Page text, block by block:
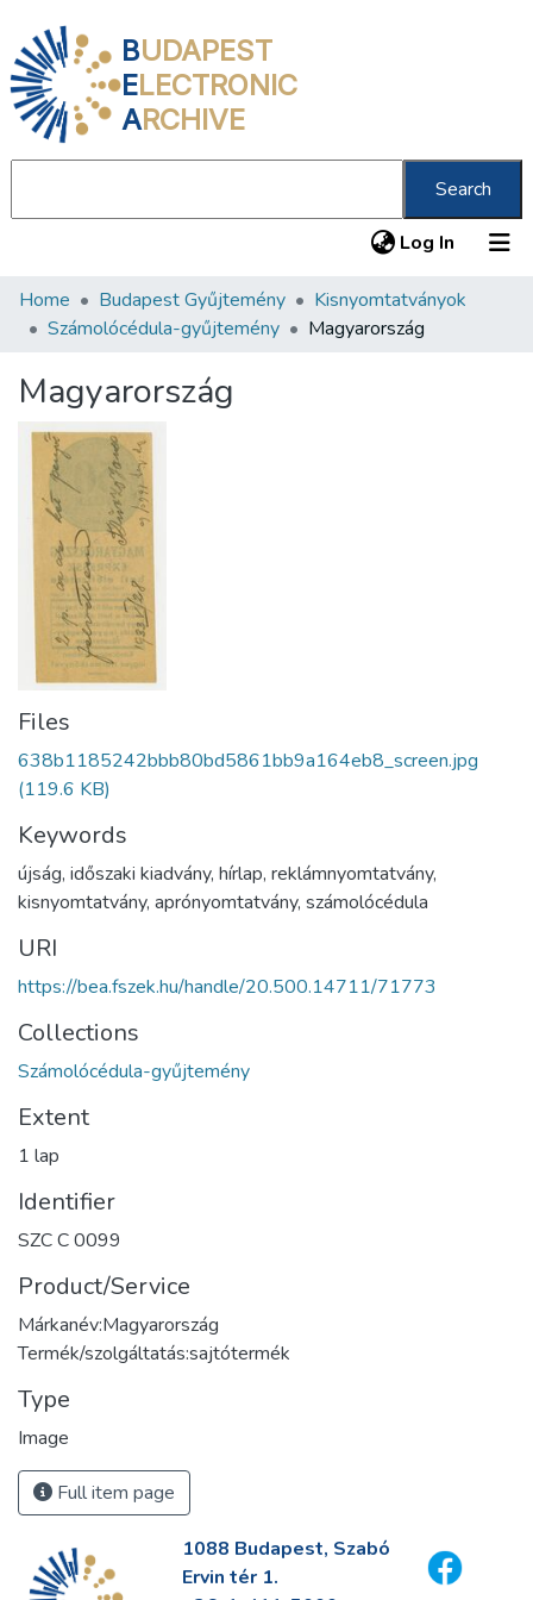
BUDAPEST
ELECTRONIC
ARCHIVE
Search
Log In (current)
Communities & Collections
Statistics
About us
Home Budapest Gyűjtemény
Kisnyomtatványok
Számolócédula-gyűjtemény
Magyarország
Magyarország
Files
638b1185242bbb80bd5861bb9a164eb8_screen.jpg
(119.6 KB)
Keywords
újság, időszaki kiadvány, hírlap, reklámnyomtatvány,
kisnyomtatvány, aprónyomtatvány, számolócédula
URI
https://bea.fszek.hu/handle/20.500.14711/71773
Collections
Számolócédula-gyűjtemény
Extent
1 lap
Identifier
SZC C 0099
Product/Service
Márkanév:Magyarország
Termék/szolgáltatás:sajtótermék
Type
Image
Full item page
1088 Budapest, Szabó
Ervin tér 1.